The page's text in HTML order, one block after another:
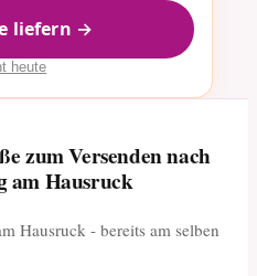
liefern →
heute
zum Versenden nach
am Hausruck
Hausruck - bereits am selben